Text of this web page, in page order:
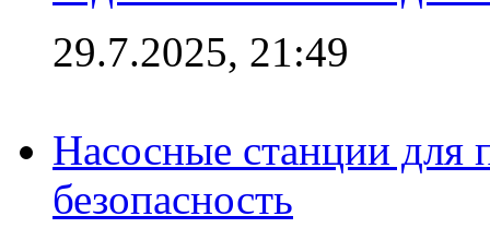
29.7.2025, 21:49
Насосные станции для
безопасность